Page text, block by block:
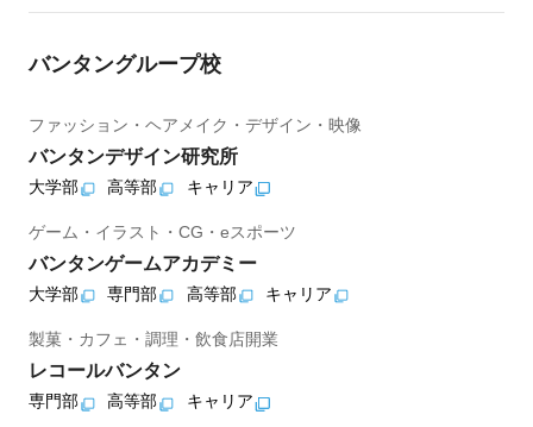
バンタングループ校
ファッション・ヘアメイク・デザイン・映像
バンタンデザイン研究所
大学部 高等部 キャリア
ゲーム・イラスト・CG・eスポーツ
バンタンゲームアカデミー
大学部 専門部 高等部 キャリア
製菓・カフェ・調理・飲食店開業
レコールバンタン
専門部 高等部 キャリア